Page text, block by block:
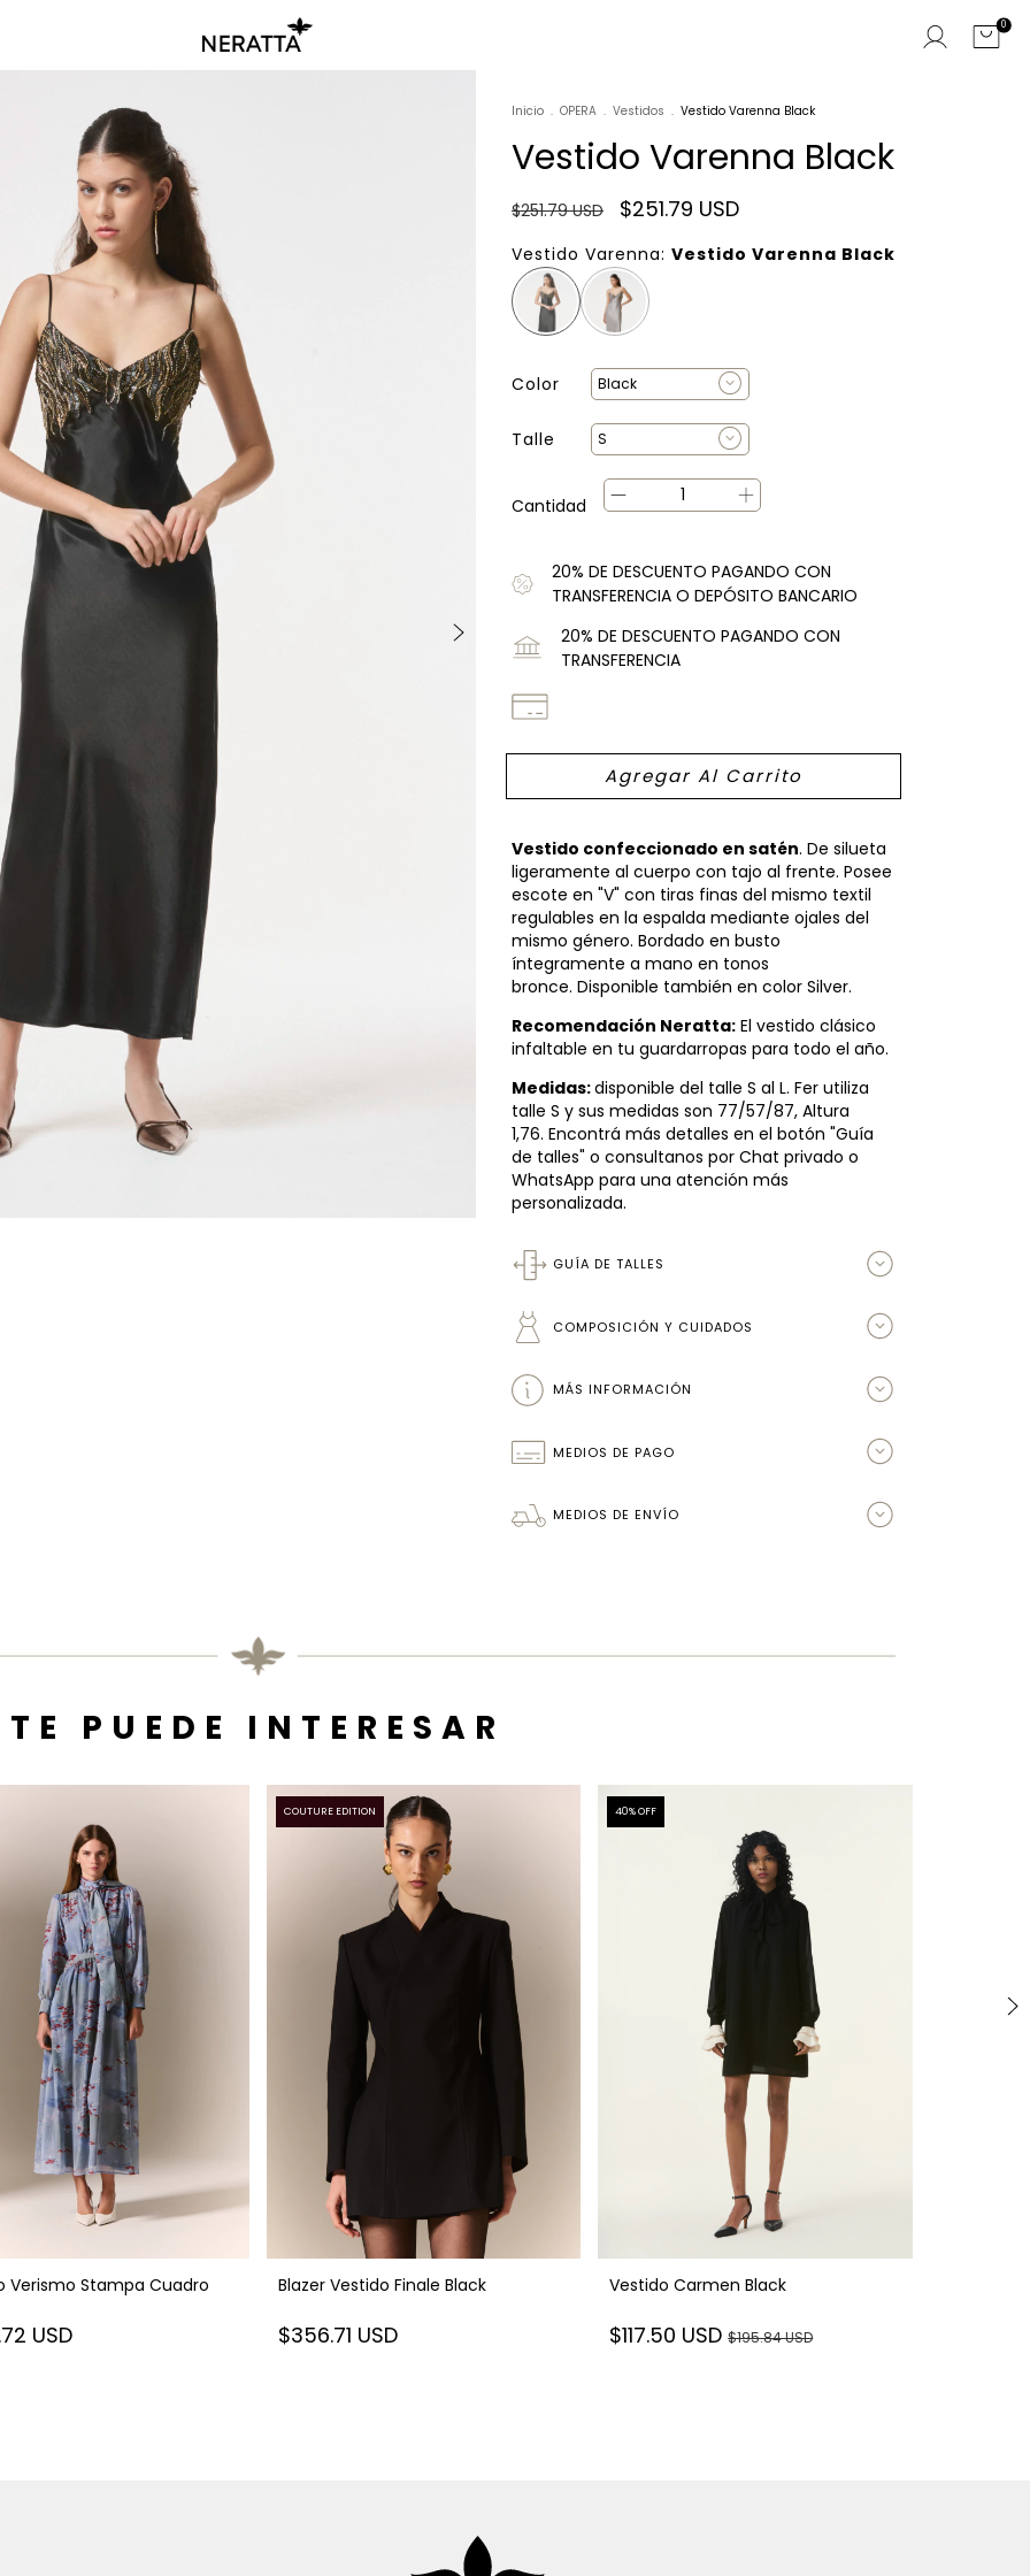
0
Inicio . OPERA . Vestidos . Vestido Varenna Black
Vestido Varenna Black
$251.79 USD $251.79 USD
Vestido Varenna: Vestido Varenna Black
Color
Talle
Cantidad
20% DE DESCUENTO PAGANDO CON
TRANSFERENCIA O DEPÓSITO BANCARIO
20% DE DESCUENTO PAGANDO CON
TRANSFERENCIA
Vestido confeccionado en satén. De silueta
ligeramente al cuerpo con tajo al frente. Posee
escote en "V" con tiras finas del mismo textil
regulables en la espalda mediante ojales del
mismo género. Bordado en busto
íntegramente a mano en tonos
bronce. Disponible también en color Silver.
Recomendación Neratta: El vestido clásico
infaltable en tu guardarropas para todo el año.
Medidas:disponible del talle S al L. Fer utiliza
talle S y sus medidas son 77/57/87, Altura
1,76. Encontrá más detalles en el botón "Guía
de talles" o consultanos por Chat privado o
WhatsApp para una atención más
personalizada.
GUÍA DE TALLES
COMPOSICIÓN Y CUIDADOS
MÁS INFORMACIÓN
MEDIOS DE PAGO
MEDIOS DE ENVÍO
TE PUEDE INTERESAR
Verismo Stampa Cuadro
USD
COUTURE EDITION
Blazer Vestido Finale Black
$356.71 USD
40% OFF
Vestido Carmen Black
$117.50 USD$195.84 USD